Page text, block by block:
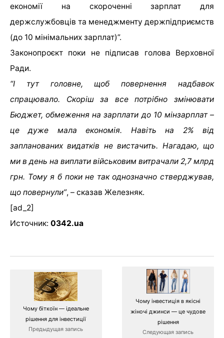
економії на скороченні зарплат для
держслужбовців та менеджменту держпідприємств
(до 10 мінімальних зарплат)”.
Законопроєкт поки не підписав голова Верховної
Ради.
“І тут головне, щоб повернення надбавок
спрацювало. Скоріш за все потрібно змінювати
Бюджет, обмеження на зарплати до 10 мінзарплат –
це дуже мала економія. Навіть на 2% від
запланованих видатків не вистачить. Нагадаю, що
ми в день на виплати військовим витрачали 2,7 млрд
грн. Тому я б поки не так однозначно стверджував,
що повернули”, – сказав Железняк.
[ad_2]
Источник: 0342.ua
Чому біткоїн — ідеальне
рішення для інвестиції
Предыдущая запись
Чому інвестиція в якісні
жіночі джинси — це чудове
рішення
Следующая запись